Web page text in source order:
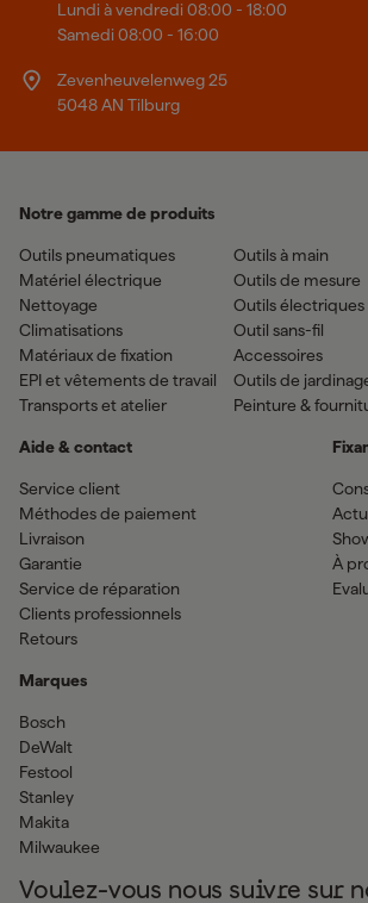
Lundi à vendredi 08:00 - 18:00
Samedi 08:00 - 16:00
Zevenheuvelenweg 25
5048 AN Tilburg
Notre gamme de produits
Outils pneumatiques
Matériel électrique
Nettoyage
Climatisations
Matériaux de fixation
EPI et vêtements de travail
Transports et atelier
Outils à main
Outils de mesure
Outils électriques
Outil sans-fil
Accessoires
Outils de
Peinture &
Aide & contact
Service client
Méthodes de paiement
Livraison
Garantie
Service de réparation
Clients professionnels
Retours
Marques
Bosch
DeWalt
Festool
Stanley
Makita
Milwaukee
À
Voulez-vous nous suivre sur